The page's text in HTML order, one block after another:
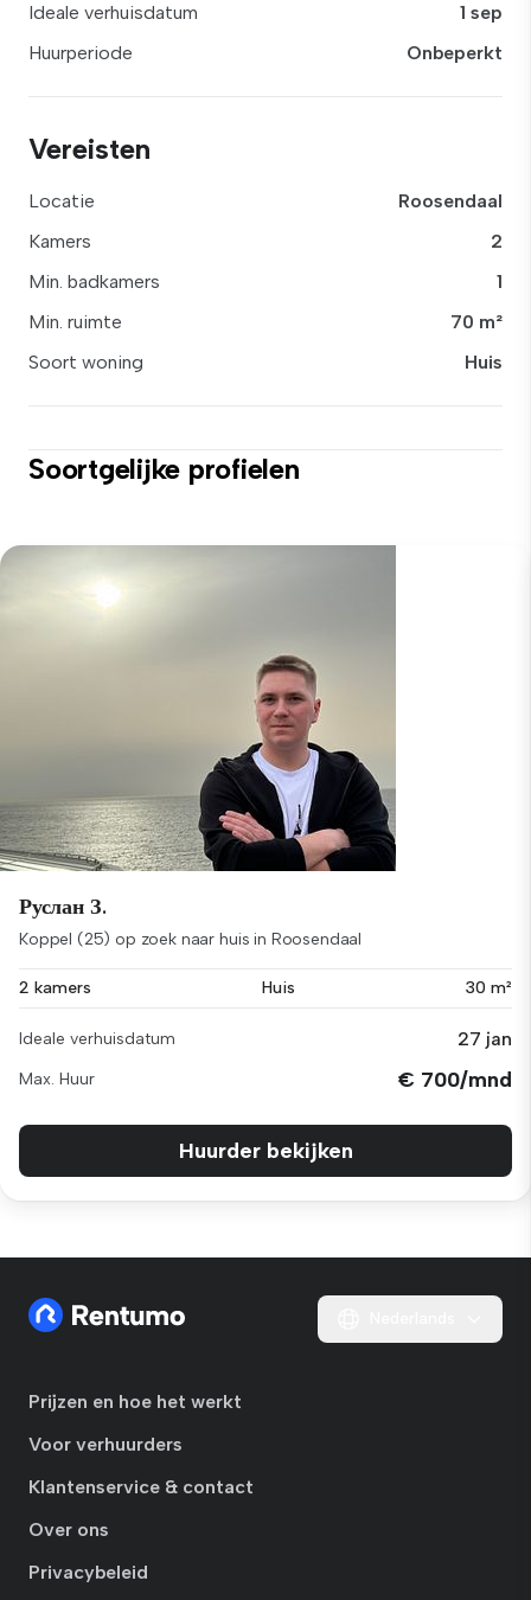
Ideale verhuisdatum
1 sep
Huurperiode
Onbeperkt
Vereisten
Locatie
Roosendaal
Kamers
2
Min. badkamers
1
Min. ruimte
70 m²
Soort woning
Huis
Soortgelijke profielen
Руслан З.
Koppel (25) op zoek naar huis in Roosendaal
2 kamers Huis 30 m²
Ideale verhuisdatum 27 jan
Max. Huur € 700/mnd
Huurder bekijken
Prijzen en hoe het werkt
Voor verhuurders
Klantenservice & contact
Over ons
Privacybeleid